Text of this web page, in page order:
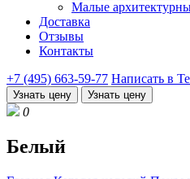
Малые
Доставка
Отзывы
Контакты
+7 (495) 663-59-77 Написать в
Узнать цену Узнать цену
0
Белый